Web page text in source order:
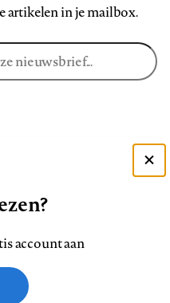
artikelen in je mailbox.
Volg
ons
op
YouTube
ons
Privacy
vragen verdienen
account aan